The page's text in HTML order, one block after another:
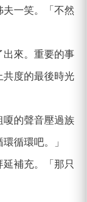
夫一笑。「不然
出來。重要的事
共度的最後時光
嗄的聲音壓過族
循環吧。」
延補充。「那只